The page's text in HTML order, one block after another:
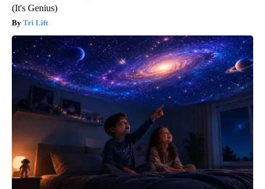
(It's Genius)
Tri Lift